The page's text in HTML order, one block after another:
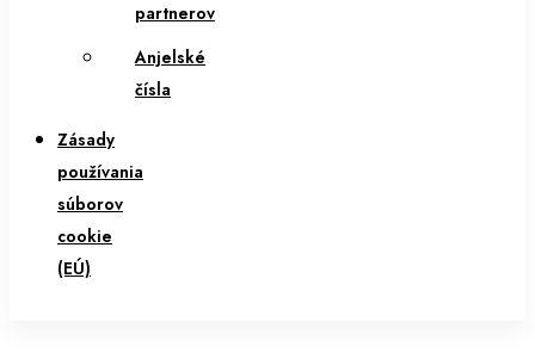
partnerov
Anjelské
čísla
Zásady
používania
súborov
cookie
(EÚ)